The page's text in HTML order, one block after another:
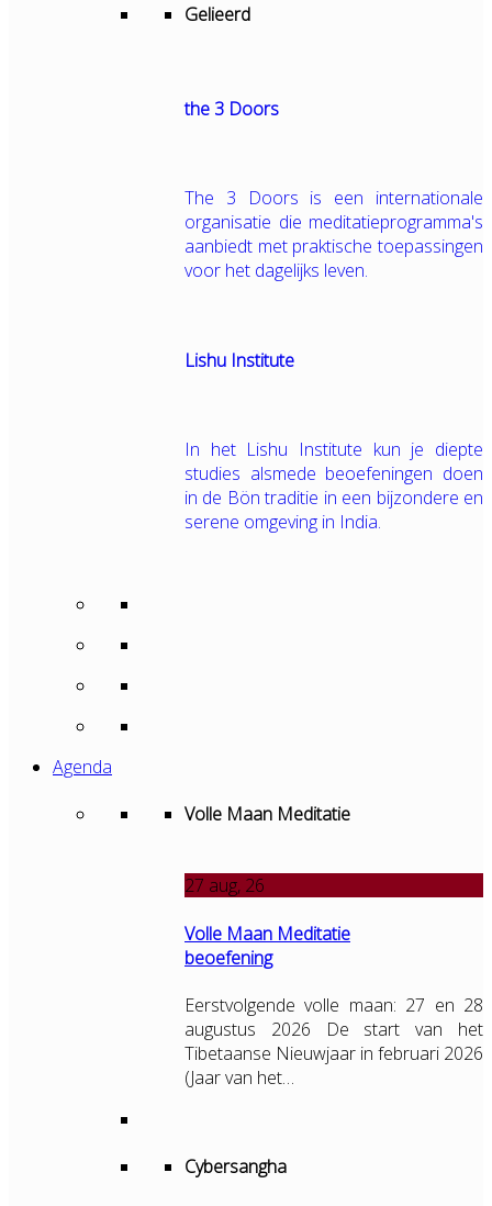
Gelieerd
the 3 Doors
The 3 Doors is een internationale
organisatie die meditatieprogramma's
aanbiedt met praktische toepassingen
voor het dagelijks leven.
Lishu Institute
In het Lishu Institute kun je diepte
studies alsmede beoefeningen doen
in de Bön traditie in een bijzondere en
serene omgeving in India.
Agenda
Volle Maan Meditatie
27 aug, 26
Volle Maan Meditatie
beoefening
Eerstvolgende volle maan: 27 en 28
augustus 2026 De start van het
Tibetaanse Nieuwjaar in februari 2026
(Jaar van het…
Cybersangha